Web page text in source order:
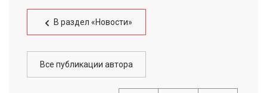
В раздел «Новости»
Все публикации автора